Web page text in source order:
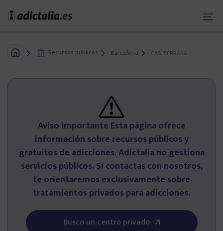
Red Nacional de Apoyo y Soluciones para Adicciones
Iniciar un tratamiento
Adicciones: la guía básica
Las 4 fases de un tratamiento
Alternativas de tratamiento
Acceso al sistema público
¿Eres familiar? Te ayudamos
+3.200
tratamientos iniciados familias ayudadas de lectores/as
Recursos públicos Barcelona CAS TERRASA
Aviso importante Esta página ofrece
información sobre recursos públicos y
gratuitos de adicciones. Adictalia no gestiona
servicios públicos. Si contactas con nosotros,
te orientaremos exclusivamente sobre
tratamientos privados para adicciones.
Busco un centro privado